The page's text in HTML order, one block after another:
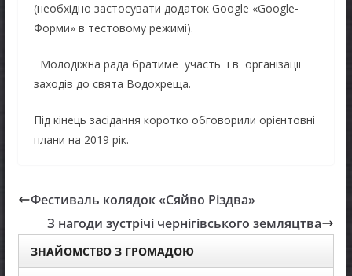
(необхідно застосувати додаток Google «Google-
Форми» в тестовому режимі).
Молодіжна рада братиме участь і в організації
заходів до свята Водохреща.
Під кінець засідання коротко обговорили орієнтовні
плани на 2019 рік.
Фестиваль колядок «Сяйво Різдва»
З нагоди зустрічі чернігівського земляцтва
ЗНАЙОМСТВО З ГРОМАДОЮ